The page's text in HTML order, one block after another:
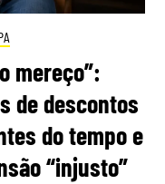
mereço”:
de descontos
do tempo e
“injusto”